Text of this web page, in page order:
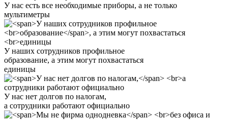
У нас есть все необходимые приборы, а не только
мультиметры
У наших сотрудников профильное
образование, а этим могут похвастаться
единицы
У нас нет долгов по налогам,
а сотрудники работают официально